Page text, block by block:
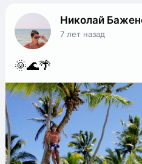
Николай
7 лет назад
🌞🌊🌴